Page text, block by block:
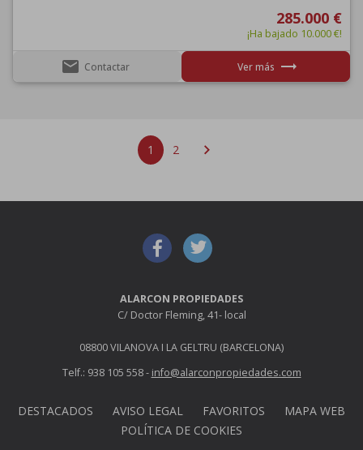
285.000 €
¡Ha bajado 10.000 €!
email Contactar Ver más trending_flat
1 2 chevron_right
ALARCON PROPIEDADES
C/ Doctor Fleming, 41- local
08800 VILANOVA I LA GELTRU (BARCELONA)
Telf.: 938 105 558 - info@alarconpropiedades.com
DESTACADOS AVISO LEGAL FAVORITOS
MAPA WEB
POLÍTICA DE COOKIES